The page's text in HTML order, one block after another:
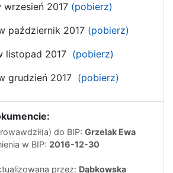
wrzesień 2017 (pobierz)
październik 2017 (pobierz)
listopad 2017 (pobierz)
grudzień 2017 (pobierz)
do BIP: Grzelak Ewa
w BIP: 2016-12-30
przez: Dąbkowska